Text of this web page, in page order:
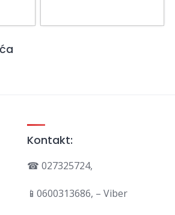
Kontakt:
☎ 027325724,
📱0600313686, – Viber